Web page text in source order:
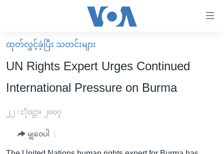
လွယ်ကူ
စေ
သည့်
များ
မူလစာမျက်နှာ
မြန်မာ
ကမ္ဘာ့သတင်းများ
နိုင်ငံတကာ
ဗွီဒီယို
ရပ်ဝန်းတခု လမ်းတခု အလွန်
ထုတ်လွှင့်ခဲ့ပြီး သတင်းများ
UN Rights Expert Urges Continued
International Pressure on Burma
၂၂ ႏိုဝင္ဘာ၊ ၂၀၀၇
မျှဝေပါ